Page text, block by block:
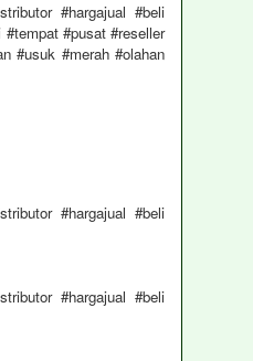
#hargajual #beli
#pusat #reseller
#usuk #merah #olahan
#hargajual #beli
#hargajual #beli